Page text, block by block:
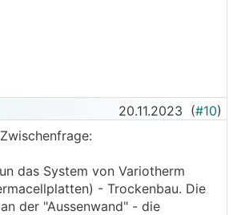
20.11.2023 (#10)
das System von Variotherm
- Trockenbau. Die
der "Aussenwand" - die